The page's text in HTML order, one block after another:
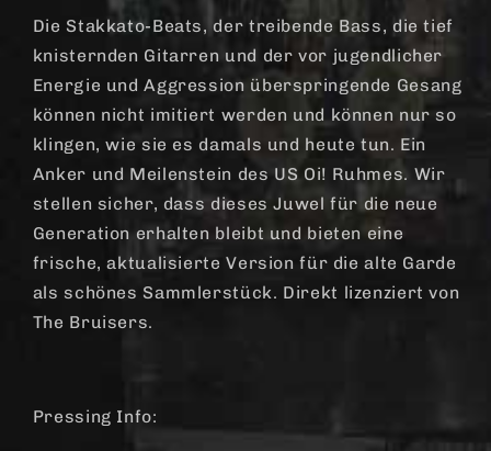
Die Stakkato-Beats, der treibende Bass, die tief
knisternden Gitarren und der vor jugendlicher
Energie und Aggression überspringende Gesang
können nicht imitiert werden und können nur so
klingen, wie sie es damals und heute tun. Ein
Anker und Meilenstein des US Oi! Ruhmes. Wir
stellen sicher, dass dieses Juwel für die neue
Generation erhalten bleibt und bieten eine
frische, aktualisierte Version für die alte Garde
als schönes Sammlerstück. Direkt lizenziert von
The Bruisers.
Pressing Info: